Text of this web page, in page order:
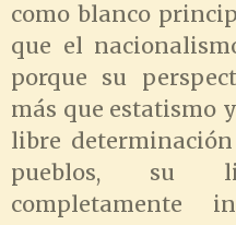
como blanco
que el
porque su
más que estatismo
libre
pueblos, su
completamente